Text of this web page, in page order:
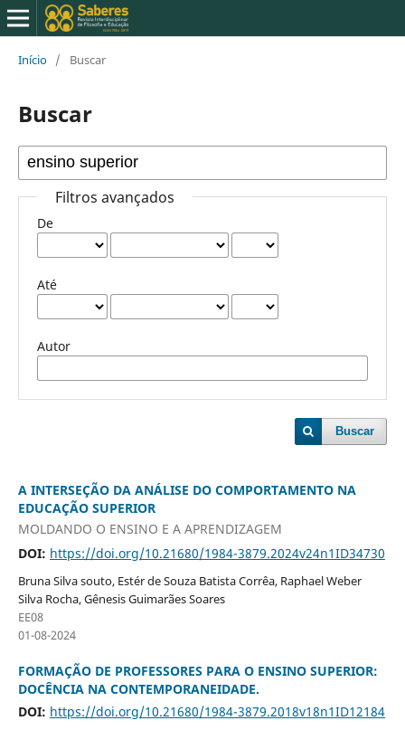
Início / Buscar
Buscar
Filtros avançados
De
Até
Autor
Buscar
A INTERSEÇÃO DA ANÁLISE DO COMPORTAMENTO NA
EDUCAÇÃO SUPERIOR
MOLDANDO O ENSINO E A APRENDIZAGEM
DOI: https://doi.org/10.21680/1984-3879.2024v24n1ID34730
Bruna Silva souto, Estér de Souza Batista Corrêa, Raphael Weber
Silva Rocha, Gênesis Guimarães Soares
EE08
01-08-2024
FORMAÇÃO DE PROFESSORES PARA O ENSINO SUPERIOR:
DOCÊNCIA NA CONTEMPORANEIDADE.
DOI: https://doi.org/10.21680/1984-3879.2018v18n1ID12184